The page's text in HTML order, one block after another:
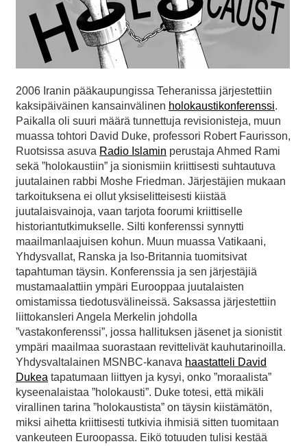
2006 Iranin pääkaupungissa Teheranissa järjestettiin
kaksipäiväinen kansainvälinen holokaustikonferenssi.
Paikalla oli suuri määrä tunnettuja revisionisteja, muun
muassa tohtori David Duke, professori Robert Faurisson,
Ruotsissa asuva Radio Islamin perustaja Ahmed Rami
sekä ”holokaustiin” ja sionismiin kriittisesti suhtautuva
juutalainen rabbi Moshe Friedman. Järjestäjien mukaan
tarkoituksena ei ollut yksiselitteisesti kiistää
juutalaisvainoja, vaan tarjota foorumi kriittiselle
historiantutkimukselle. Silti konferenssi synnytti
maailmanlaajuisen kohun. Muun muassa Vatikaani,
Yhdysvallat, Ranska ja Iso-Britannia tuomitsivat
tapahtuman täysin. Konferenssia ja sen järjestäjiä
mustamaalattiin ympäri Eurooppaa juutalaisten
omistamissa tiedotusvälineissä. Saksassa järjestettiin
liittokansleri Angela Merkelin johdolla
”vastakonferenssi”, jossa hallituksen jäsenet ja sionistit
ympäri maailmaa suorastaan revittelivät kauhutarinoilla.
Yhdysvaltalainen MSNBC-kanava haastatteli David
Dukea tapatumaan liittyen ja kysyi, onko ”moraalista”
kyseenalaistaa ”holokausti”. Duke totesi, että mikäli
virallinen tarina ”holokaustista” on täysin kiistämätön,
miksi aihetta kriittisesti tutkivia ihmisiä sitten tuomitaan
vankeuteen Euroopassa. Eikö totuuden tulisi kestää